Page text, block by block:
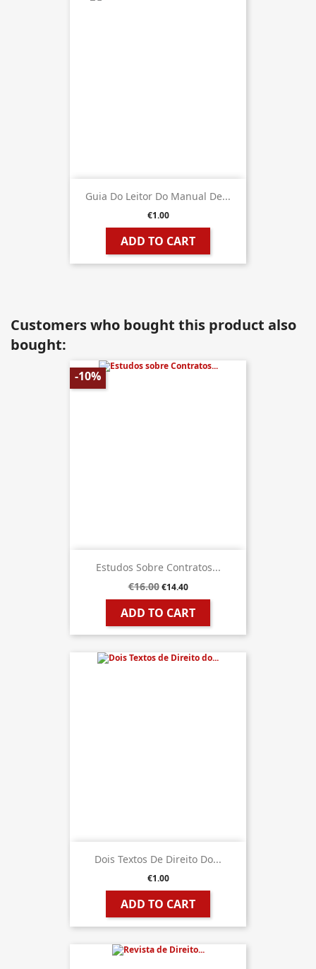
Guia Do Leitor Do Manual De...
€1.00
ADD TO CART
Customers who bought this product also
bought:
Estudos Sobre Contratos...
€16.00 €14.40
ADD TO CART
-10%
Dois Textos De Direito Do...
€1.00
ADD TO CART